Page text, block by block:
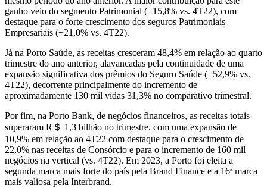
ganho veio do segmento Patrimonial (+15,8% vs. 4T22), com
destaque para o forte crescimento dos seguros Patrimoniais
Empresariais (+21,0% vs. 4T22).
Já na Porto Saúde, as receitas cresceram 48,4% em relação ao quarto
trimestre do ano anterior, alavancadas pela continuidade de uma
expansão significativa dos prêmios do Seguro Saúde (+52,9% vs.
4T22), decorrente principalmente do incremento de
aproximadamente 130 mil vidas 31,3% no comparativo trimestral.
Por fim, na Porto Bank, de negócios financeiros, as receitas totais
superaram R＄ 1,3 bilhão no trimestre, com uma expansão de
10,9% em relação ao 4T22 com destaque para o crescimento de
22,0% nas receitas de Consórcio e para o incremento de 160 mil
negócios na vertical (vs. 4T22). Em 2023, a Porto foi eleita a
segunda marca mais forte do país pela Brand Finance e a 16ª marca
mais valiosa pela Interbrand.